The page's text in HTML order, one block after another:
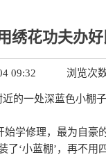
绣花功夫办
09:32 浏览次数
一处深蓝色小棚
学修理，最为自豪
‘小蓝棚’，再不